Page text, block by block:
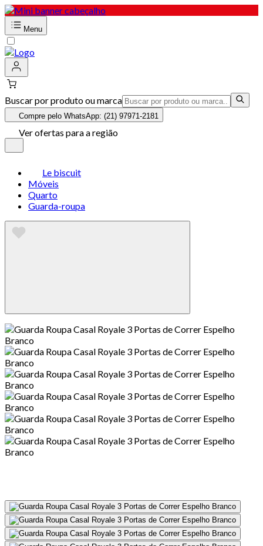
Menu
Buscar por produto ou marca
Compre pelo WhatsApp: (21) 97971-2181
Ver ofertas para a região
Le biscuit
Móveis
Quarto
Guarda-roupa